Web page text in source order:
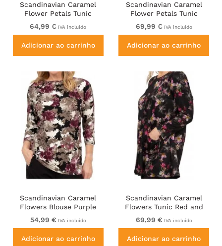
Scandinavian Caramel
Flower Petals Tunic
Orange and Brown
64,99 € IVA incluído
Adicionar ao carrinho
Scandinavian Caramel
Flower Petals Tunic
Purple
69,99 € IVA incluído
Adicionar ao carrinho
Scandinavian Caramel
Flowers Blouse Purple
and Brown
54,99 € IVA incluído
Adicionar ao carrinho
Scandinavian Caramel
Flowers Tunic Red and
Pink
69,99 € IVA incluído
Adicionar ao carrinho